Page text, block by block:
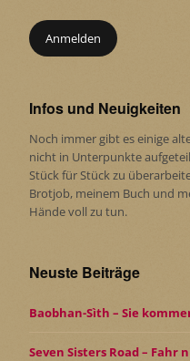
Infos und Neuigkeiten
Noch immer gibt es einige
nicht in Unterpunkte
Stück für Stück zu
Brotjob, meinem Buch und
Hände voll zu tun.
Neuste Beiträge
Baobhan-Sìth – Sie
Seven Sisters Road –